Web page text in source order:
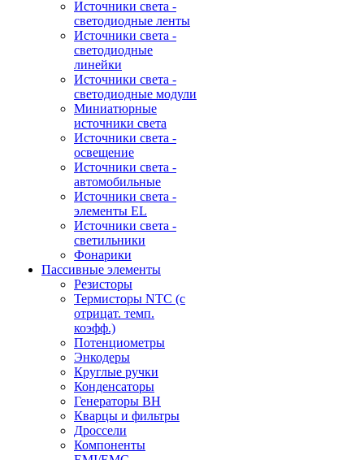
Источники света -
светодиодные ленты
Источники света -
светодиодные
линейки
Источники света -
светодиодные модули
Миниатюрные
источники света
Источники света -
освещение
Источники света -
автомобильные
Источники света -
элементы EL
Источники света -
светильники
Фонарики
Пассивные элементы
Резисторы
Термисторы NTC (с
отрицат. темп.
коэфф.)
Потенциометры
Энкодеры
Круглые ручки
Конденсаторы
Генераторы ВН
Кварцы и фильтры
Дроссели
Компоненты